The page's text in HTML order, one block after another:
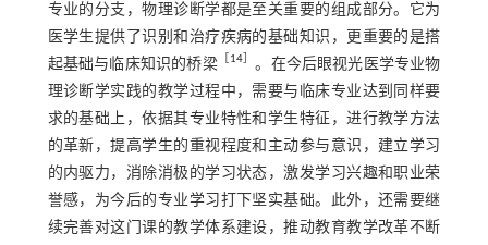
专业的分支，物理诊断学都是至关重要的组成部分。它为
医学生提供了识别和治疗疾病的基础知识，更重要的是搭
起基础与临床知识的桥梁［14］ 。在今后眼视光医学专业物
理诊断学实践的教学过程中，需要与临床专业达到同样要
求的基础上，依据其专业特性和学生特征，进行教学方法
的革新，提高学生的重视程度和主动参与意识，建立学习
的内驱力，消除消极的学习状态，激发学习兴趣和职业荣
誉感，为今后的专业学习打下坚实基础。此外，还需要继
续完善对这门课的教学体系建设，推动教育教学改革不断